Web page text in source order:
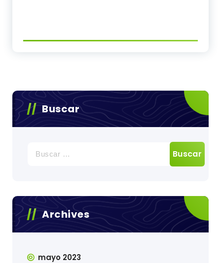
Buscar
Archives
mayo 2023